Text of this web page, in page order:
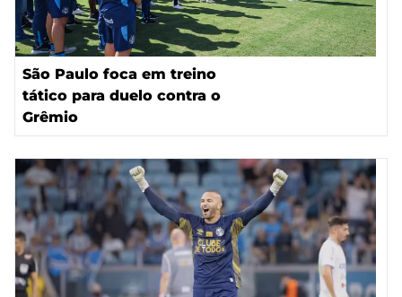
São Paulo foca em treino
tático para duelo contra o
Grêmio